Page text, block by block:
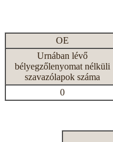
OE
Urnában lévő
bélyegzőlenyomat nélküli
szavazólapok száma
0